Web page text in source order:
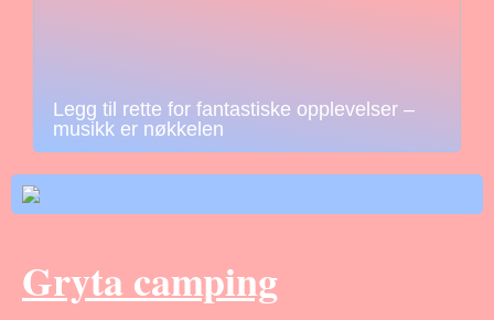
Legg til rette for fantastiske opplevelser –
musikk er nøkkelen
Gryta camping